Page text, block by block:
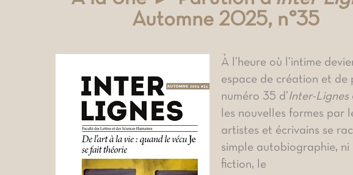
Automne 2025, n°35
À l’heure où l’intime
espace de création et de
numéro 35 d’Inter-Lignes
les nouvelles formes par
artistes et écrivains se
simple autobiographie, ni
fiction, le